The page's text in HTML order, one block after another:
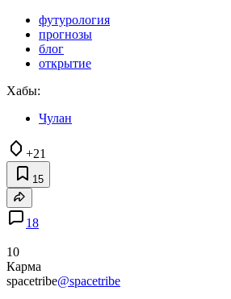
футурология
прогнозы
блог
открытие
Хабы:
Чулан
+21
15
18
10
Карма
spacetribe@spacetribe